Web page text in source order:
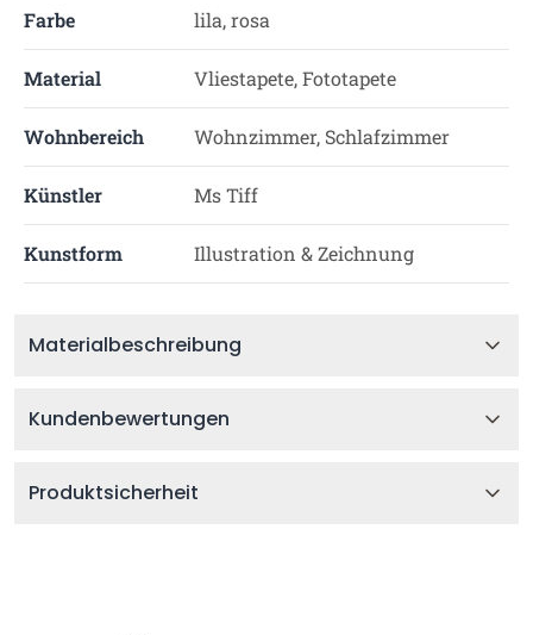
Farbe lila, rosa
Material Vliestapete, Fototapete
Wohnbereich Wohnzimmer, Schlafzimmer
Künstler Ms Tiff
Kunstform Illustration & Zeichnung
Materialbeschreibung
Kundenbewertungen
Produktsicherheit